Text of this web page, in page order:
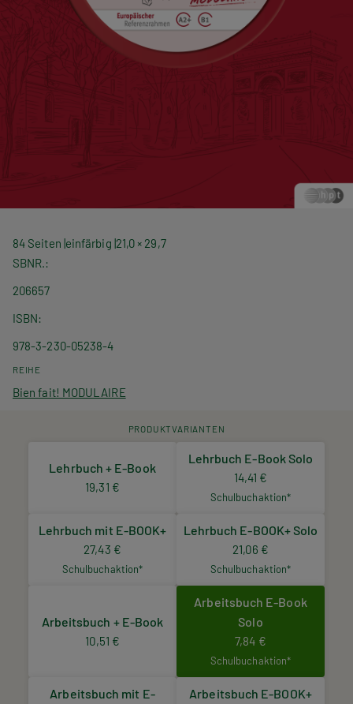
84 Seiten einfärbig 21,0 × 29,7
SBNR.
206657
ISBN
978-3-230-05238-4
REIHE
Bien fait! MODULAIRE
PRODUKTVARIANTEN
Lehrbuch + E-Book
19,31 €
Lehrbuch E-Book Solo
14,41 €
Schulbuchaktion*
Lehrbuch mit E-BOOK+
27,43 €
Schulbuchaktion*
Lehrbuch E-BOOK+ Solo
21,06 €
Schulbuchaktion*
Arbeitsbuch + E-Book
10,51 €
Arbeitsbuch E-Book
Solo
7,84 €
Schulbuchaktion*
Arbeitsbuch mit E-
Arbeitsbuch E-BOOK+